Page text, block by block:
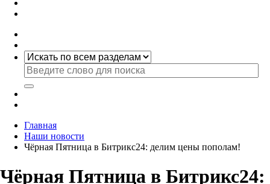
Главная
Наши новости
Чёрная Пятница в Битрикс24: делим цены пополам!
Чёрная Пятница в Битрикс24: